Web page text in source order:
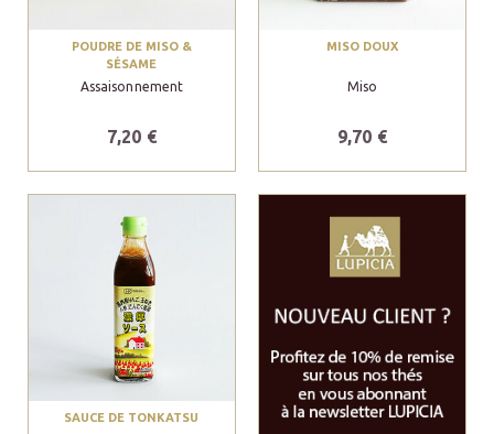
POUDRE DE MISO &
SÉSAME
Assaisonnement
7,20 €
MISO DOUX
Miso
9,70 €
SAUCE DE TONKATSU